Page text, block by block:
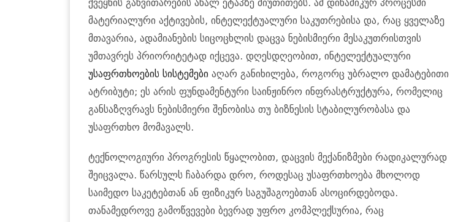
ქვეყნის განვითარების ახალ ეტაპზე მიუთითებს. ამ დინამიკურ პროცესში
მატერიალური აქტივების, ინტელექტუალური საკუთრებისა და, რაც ყველაზე
მთავარია, ადამიანების სიცოცხლის დაცვა ნებისმიერი მესაკუთრისთვის
უმთავრეს პრიორიტეტად იქცევა. დღესდღეობით, ინტელექტუალური
უსაფრთხოების სისტემები აღარ განიხილება, როგორც უბრალო დამატებითი
ატრიბუტი; ეს არის ფუნდამენტური საინჟინრო ინფრასტრუქტურა, რომელიც
განსაზღვრავს ნებისმიერი შენობისა თუ ბიზნესის სტაბილურობასა და
უსაფრთხო მომავალს.
ტექნოლოგიური პროგრესის წყალობით, დაცვის მექანიზმები რადიკალურად
შეიცვალა. წარსულს ჩაბარდა დრო, როდესაც უსაფრთხოება მხოლოდ
საიმედო საკეტებთან ან ფიზიკურ საგუშაგოებთან ასოცირდებოდა.
თანამედროვე გამოწვევები ბევრად უფრო კომპლექსურია, რაც